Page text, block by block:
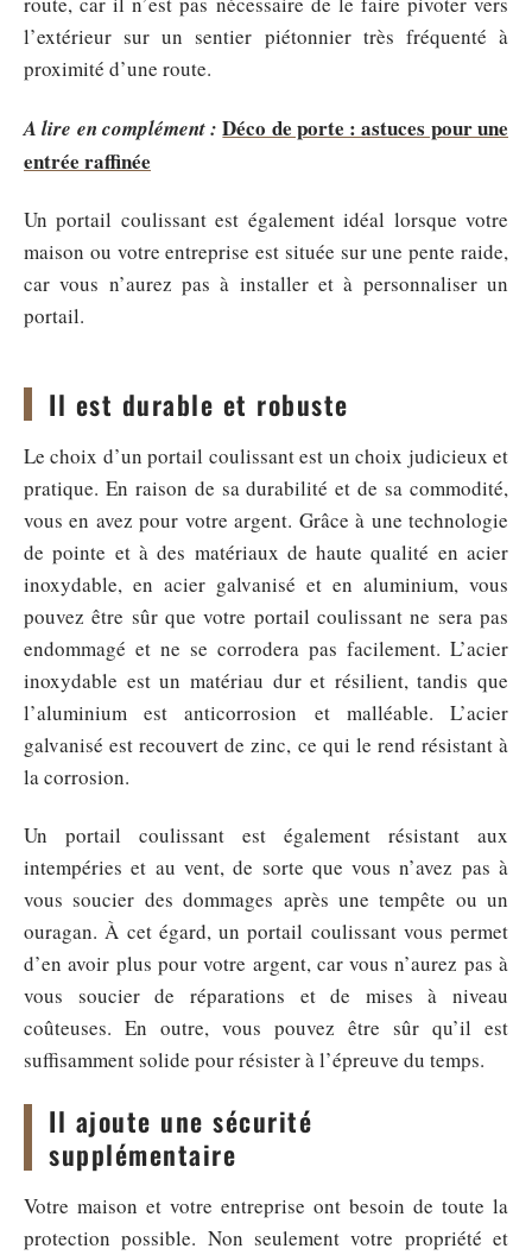
l’extérieur sur un sentier piétonnier très fréquenté à
proximité d’une route.
A lire en complément : Déco de porte : astuces pour une
entrée raffinée
Un portail coulissant est également idéal lorsque votre
maison ou votre entreprise est située sur une pente raide,
car vous n’aurez pas à installer et à personnaliser un
portail.
Il est durable et robuste
Le choix d’un portail coulissant est un choix judicieux et
pratique. En raison de sa durabilité et de sa commodité,
vous en avez pour votre argent. Grâce à une technologie
de pointe et à des matériaux de haute qualité en acier
inoxydable, en acier galvanisé et en aluminium, vous
pouvez être sûr que votre portail coulissant ne sera pas
endommagé et ne se corrodera pas facilement. L’acier
inoxydable est un matériau dur et résilient, tandis que
l’aluminium est anticorrosion et malléable. L’acier
galvanisé est recouvert de zinc, ce qui le rend résistant à
la corrosion.
Un portail coulissant est également résistant aux
intempéries et au vent, de sorte que vous n’avez pas à
vous soucier des dommages après une tempête ou un
ouragan. À cet égard, un portail coulissant vous permet
d’en avoir plus pour votre argent, car vous n’aurez pas à
vous soucier de réparations et de mises à niveau
coûteuses. En outre, vous pouvez être sûr qu’il est
suffisamment solide pour résister à l’épreuve du temps.
Il ajoute une sécurité
supplémentaire
Votre maison et votre entreprise ont besoin de toute la
protection possible. Non seulement votre propriété et